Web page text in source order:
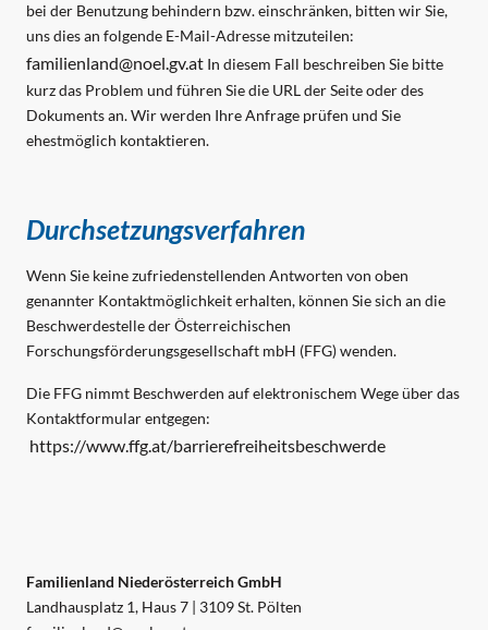
bei der Benutzung behindern bzw. einschränken, bitten wir Sie,
uns dies an folgende E-Mail-Adresse mitzuteilen:
familienland@noel.gv.at In diesem Fall beschreiben Sie bitte
kurz das Problem und führen Sie die URL der Seite oder des
Dokuments an. Wir werden Ihre Anfrage prüfen und Sie
ehestmöglich kontaktieren.
Durchsetzungsverfahren
Wenn Sie keine zufriedenstellenden Antworten von oben
genannter Kontaktmöglichkeit erhalten, können Sie sich an die
Beschwerdestelle der Österreichischen
Forschungsförderungsgesellschaft mbH (FFG) wenden.
Die FFG nimmt Beschwerden auf elektronischem Wege über das
Kontaktformular entgegen:
https://www.ffg.at/barrierefreiheitsbeschwerde
Familienland Niederösterreich GmbH
Landhausplatz 1, Haus 7 | 3109 St. Pölten